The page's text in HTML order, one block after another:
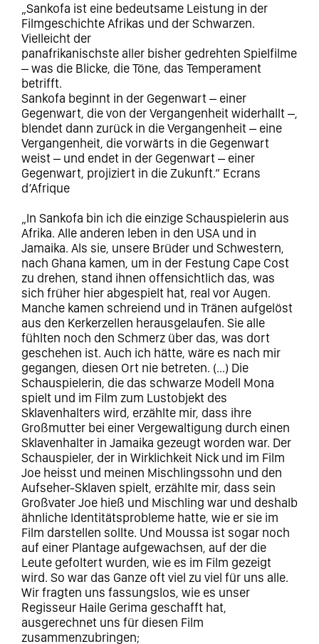
„Sankofa ist eine bedeutsame Leistung in der
Filmgeschichte Afrikas und der Schwarzen.
Vielleicht der
panafrikanischste aller bisher gedrehten Spielfilme
– was die Blicke, die Töne, das Temperament
betrifft.
Sankofa beginnt in der Gegenwart – einer
Gegenwart, die von der Vergangenheit widerhallt –,
blendet dann zurück in die Vergangenheit – eine
Vergangenheit, die vorwärts in die Gegenwart
weist – und endet in der Gegenwart – einer
Gegenwart, projiziert in die Zukunft.“ Ecrans
d’Afrique
„In Sankofa bin ich die einzige Schauspielerin aus
Afrika. Alle anderen leben in den USA und in
Jamaika. Als sie, unsere Brüder und Schwestern,
nach Ghana kamen, um in der Festung Cape Cost
zu drehen, stand ihnen offensichtlich das, was
sich früher hier abgespielt hat, real vor Augen.
Manche kamen schreiend und in Tränen aufgelöst
aus den Kerkerzellen herausgelaufen. Sie alle
fühlten noch den Schmerz über das, was dort
geschehen ist. Auch ich hätte, wäre es nach mir
gegangen, diesen Ort nie betreten. (...) Die
Schauspielerin, die das schwarze Modell Mona
spielt und im Film zum Lustobjekt des
Sklavenhalters wird, erzählte mir, dass ihre
Großmutter bei einer Vergewaltigung durch einen
Sklavenhalter in Jamaika gezeugt worden war. Der
Schauspieler, der in Wirklichkeit Nick und im Film
Joe heisst und meinen Mischlingssohn und den
Aufseher-Sklaven spielt, erzählte mir, dass sein
Großvater Joe hieß und Mischling war und deshalb
ähnliche Identitätsprobleme hatte, wie er sie im
Film darstellen sollte. Und Moussa ist sogar noch
auf einer Plantage aufgewachsen, auf der die
Leute gefoltert wurden, wie es im Film gezeigt
wird. So war das Ganze oft viel zu viel für uns alle.
Wir fragten uns fassungslos, wie es unser
Regisseur Haile Gerima geschafft hat,
ausgerechnet uns für diesen Film
zusammenzubringen;